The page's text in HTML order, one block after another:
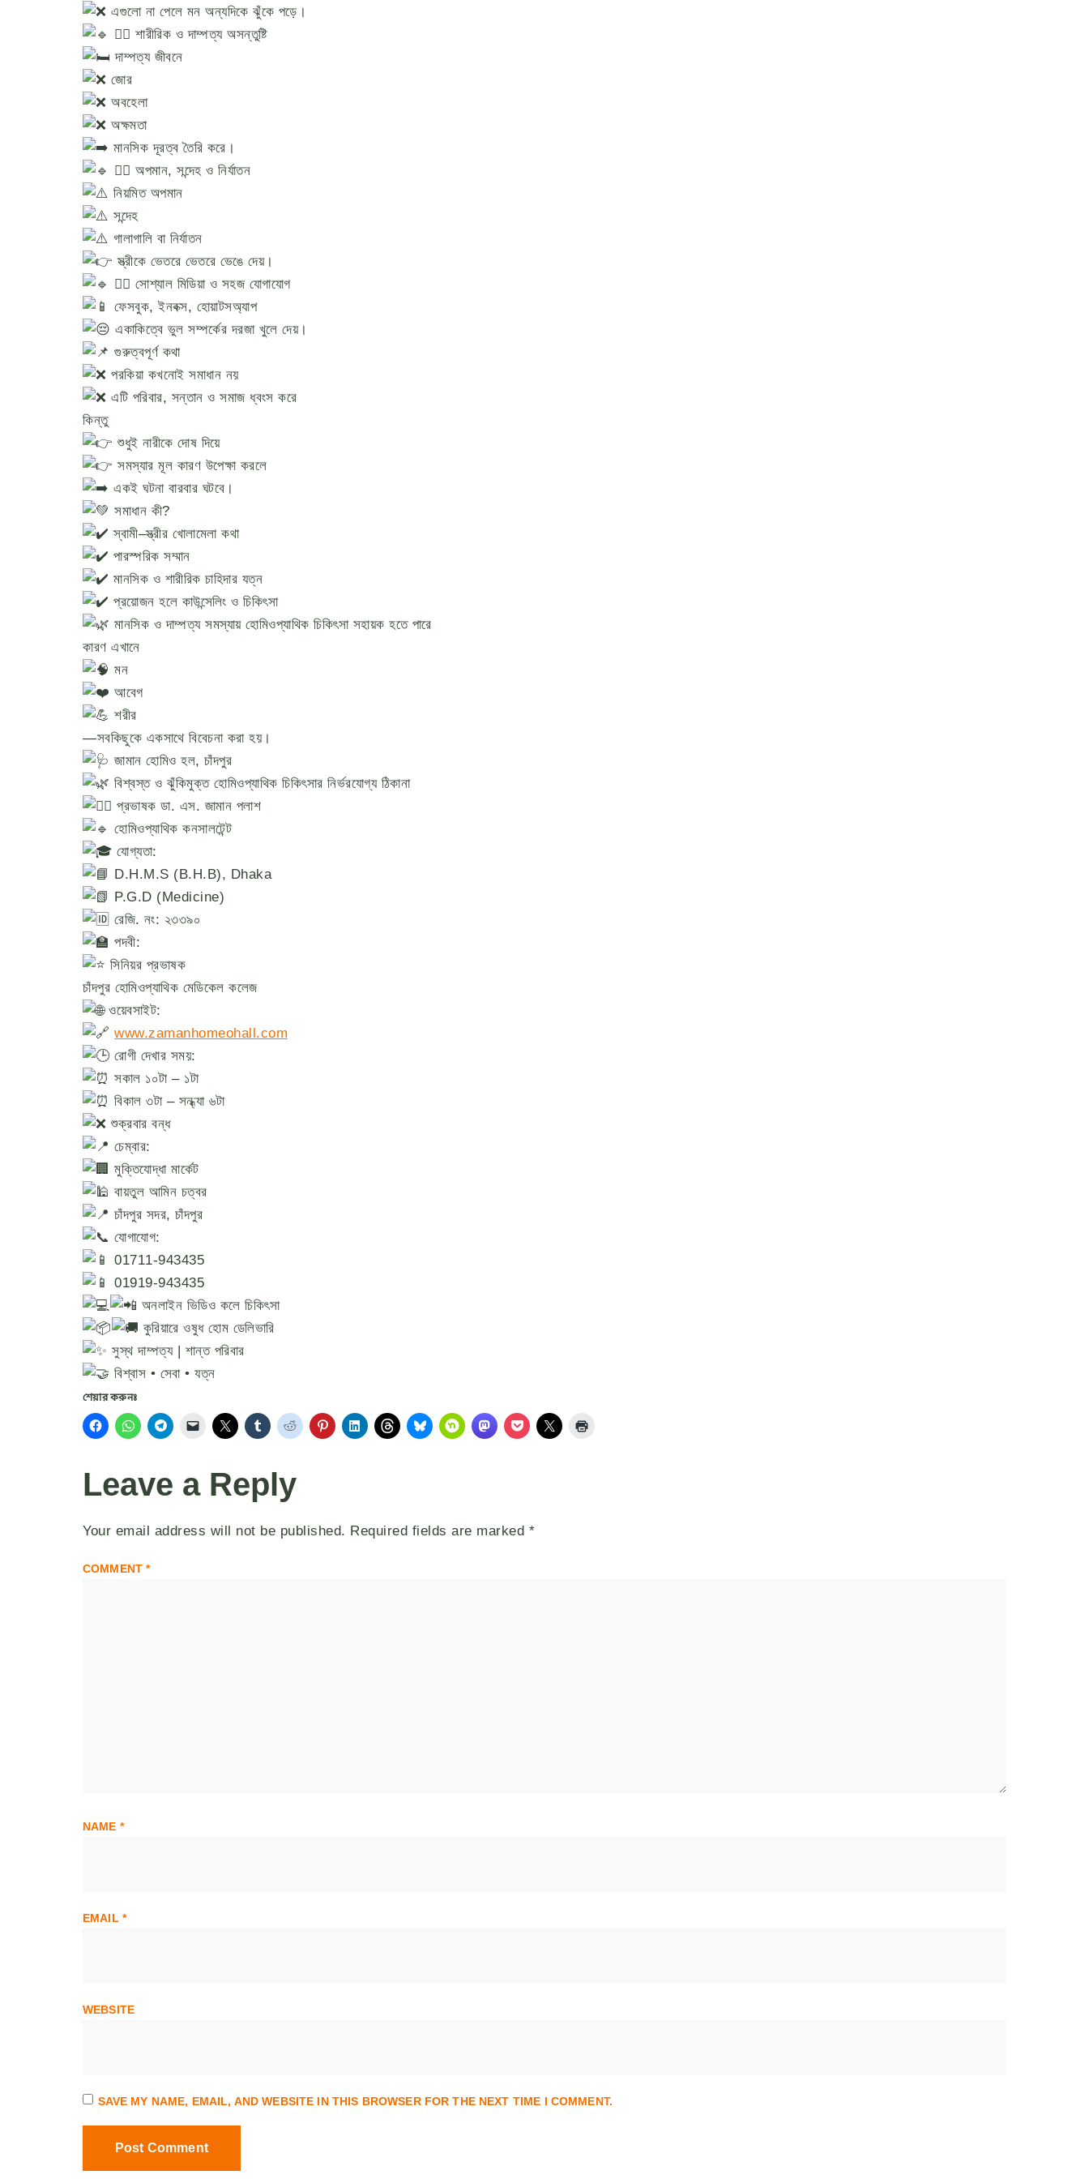
এগুলো না পেলে মন অন্যদিকে ঝুঁকে পড়ে।
৩️⃣ শারীরিক ও দাম্পত্য অসন্তুষ্টি
দাম্পত্য জীবনে
জোর
অবহেলা
অক্ষমতা
মানসিক দূরত্ব তৈরি করে।
৪️⃣ অপমান, সন্দেহ ও নির্যাতন
নিয়মিত অপমান
সন্দেহ
গালাগালি বা নির্যাতন
স্ত্রীকে ভেতরে ভেতরে ভেঙে দেয়।
৫️⃣ সোশ্যাল মিডিয়া ও সহজ যোগাযোগ
ফেসবুক, ইনবক্স, হোয়াটসঅ্যাপ
একাকিত্বে ভুল সম্পর্কের দরজা খুলে দেয়।
গুরুত্বপূর্ণ কথা
পরকিয়া কখনোই সমাধান নয়
এটি পরিবার, সন্তান ও সমাজ ধ্বংস করে
কিন্তু
শুধুই নারীকে দোষ দিয়ে
সমস্যার মূল কারণ উপেক্ষা করলে
একই ঘটনা বারবার ঘটবে।
সমাধান কী?
স্বামী–স্ত্রীর খোলামেলা কথা
পারস্পরিক সম্মান
মানসিক ও শারীরিক চাহিদার যত্ন
প্রয়োজন হলে কাউন্সেলিং ও চিকিৎসা
মানসিক ও দাম্পত্য সমস্যায় হোমিওপ্যাথিক চিকিৎসা সহায়ক হতে পারে
কারণ এখানে
মন
আবেগ
শরীর
—সবকিছুকে একসাথে বিবেচনা করা হয়।
জামান হোমিও হল, চাঁদপুর
বিশ্বস্ত ও ঝুঁকিমুক্ত হোমিওপ্যাথিক চিকিৎসার নির্ভরযোগ্য ঠিকানা
প্রভাষক ডা. এস. জামান পলাশ
হোমিওপ্যাথিক কনসালটেন্ট
যোগ্যতা:
D.H.M.S (B.H.B), Dhaka
P.G.D (Medicine)
রেজি. নং: ২৩৩৯০
পদবী:
সিনিয়র প্রভাষক
চাঁদপুর হোমিওপ্যাথিক মেডিকেল কলেজ
ওয়েবসাইট:
www.zamanhomeohall.com
রোগী দেখার সময়:
সকাল ১০টা – ১টা
বিকাল ৩টা – সন্ধ্যা ৬টা
শুক্রবার বন্ধ
চেম্বার:
মুক্তিযোদ্ধা মার্কেট
বায়তুল আমিন চত্বর
চাঁদপুর সদর, চাঁদপুর
যোগাযোগ:
01711-943435
01919-943435
অনলাইন ভিডিও কলে চিকিৎসা
কুরিয়ারে ওষুধ হোম ডেলিভারি
সুস্থ দাম্পত্য | শান্ত পরিবার
বিশ্বাস • সেবা • যত্ন
শেয়ার করুনঃ
Leave a Reply
Your email address will not be published. Required fields are marked *
COMMENT*
NAME *
EMAIL *
WEBSITE
SAVE MY NAME, EMAIL, AND WEBSITE IN THIS BROWSER FOR THE NEXT TIME I COMMENT.